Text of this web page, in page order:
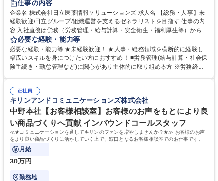
育休あり
完全週休2日制 交通費支給 土日祝休み 寮・社宅あり
仕事の内容
企業名 株式会社日立医薬情報ソリューションズ 求人名 【総務・人事】未
経験歓迎/日立グループ/組織運営を支えるゼネラリストを目指す 仕事の内
容 入社直後は労務（労務管理・給与計算・安全衛生・福利厚生等）からお
任せいたします。将来は総務・採用・教育業務へ守備範囲を広げ、組織運
営を支えるゼネラリストをめざせます。 ・初期業務：労働時間管理、給与
計算、社会保険対応、福利厚生管理、安全衛生、健康経営推進等をお任せ
します。ご経験に応じて、休職者管理など、幅広く経験を積んでいただき
幅広く経験を積みたい意欲がある方に最適な環境です。 募集職種 【総
務・人事】未経験歓迎/日立グループ/組織運営を支えるゼネラリストを目
指す
必要な経験・能力等
必要な経験・能力等 ★未経験歓迎！ ★人事・総務領域を横断的に経験し
幅広いスキルを身につけたい方におすすめ！ ■労務管理(給与計算・社会保
険手続き・勤怠管理など)に関心があり主体的に取り組める方 ※労務経験
のご経験 ■労務管理（給与計算・社会保険手続き・勤怠管理など）の経験
■衛生管理者の資格をお持ちの方 学歴・資格 学歴：大学院 大学 高専 短大
専修学校 高校 語学力： 資格：
正社員
キリンアンドコミュニケーションズ株式会社
中野本社【お客様相談室】お客様のお声をもとにより良
い商品づくりへ貢献 インバウンドコールスタッフ
≪★コミュニケーションを通してキリンのファンを増やしませんか？★≫ お客様のお声
をより良い商品づくりに活かしていく上で、窓口となるお客様相談室でのお仕事です。
月給
30万円
勤務地